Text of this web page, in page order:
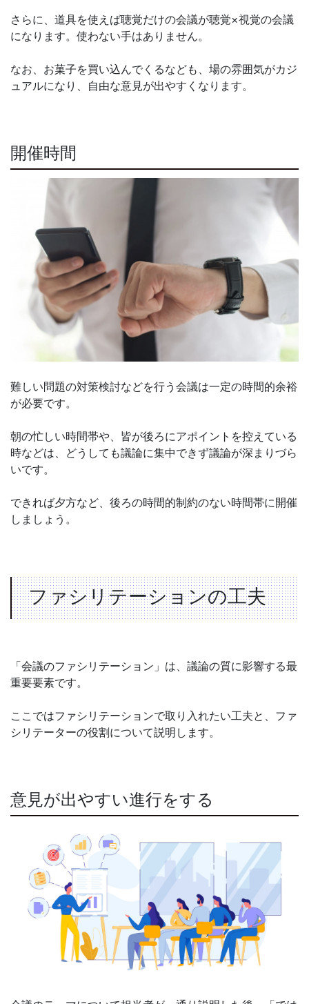
さらに、道具を使えば聴覚だけの会議が聴覚×視覚の会議
になります。使わない手はありません。
なお、お菓子を買い込んでくるなども、場の雰囲気がカジ
ュアルになり、自由な意見が出やすくなります。
開催時間
難しい問題の対策検討などを行う会議は一定の時間的余裕
が必要です。
朝の忙しい時間帯や、皆が後ろにアポイントを控えている
時などは、どうしても議論に集中できず議論が深まりづら
いです。
できれば夕方など、後ろの時間的制約のない時間帯に開催
しましょう。
ファシリテーションの工夫
「会議のファシリテーション」は、議論の質に影響する最
重要要素です。
ここではファシリテーションで取り入れたい工夫と、ファ
シリテーターの役割について説明します。
意見が出やすい進行をする